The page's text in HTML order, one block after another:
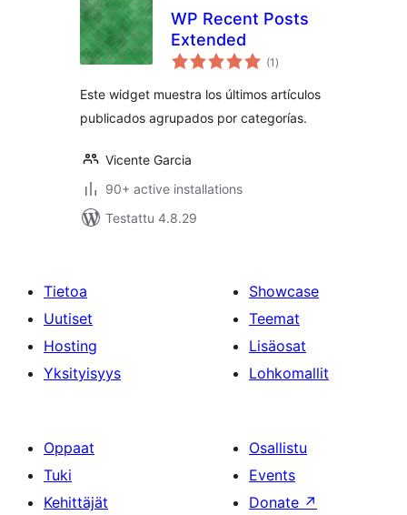
WP Recent Posts
Extended
(1 arvosanat
yhteensä
)
Este widget muestra los últimos artículos
publicados agrupados por categorías.
Vicente Garcia
90+ active installations
Testattu 4.8.29
Tietoa
Uutiset
Hosting
Yksityisyys
Showcase
Teemat
Lisäosat
Lohkomallit
Oppaat
Tuki
Kehittäjät
Osallistu
Events
Donate ↗